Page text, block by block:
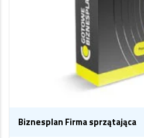
Biznesplan Firma sprzątająca